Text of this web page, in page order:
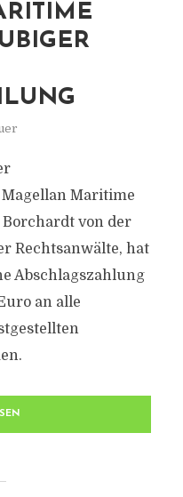
Maritime
Borchardt von der
Rechtsanwälte, hat
Abschlagszahlung
an alle